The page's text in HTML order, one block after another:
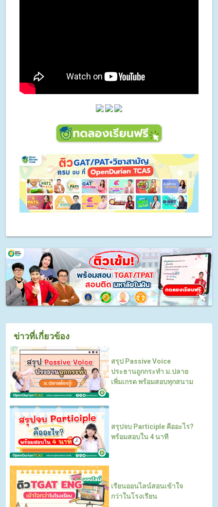
ข่าวที่เกี่ยวข้อง
สรุป Passive Voice
ประธานถูกกระทำ ม.ปลาย
เพิ่มเกรด พร้อมสอบทุกสนาม
สรุปจบ Participle คืออะไร?
พร้อมสอบใน 4 นาที
เรียนออนไลน์สอนเข้าใจ
กว่าในโรงเรียน